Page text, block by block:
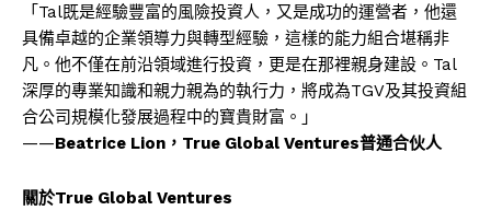
「Tal既是經驗豐富的風險投資人，又是成功的運營者，他還
具備卓越的企業領導力與轉型經驗，這樣的能力組合堪稱非
凡。他不僅在前沿領域進行投資，更是在那裡親身建設。Tal
深厚的專業知識和親力親為的執行力，將成為TGV及其投資組
合公司規模化發展過程中的寶貴財富。」
——Beatrice Lion，True Global Ventures普通合伙人
關於True Global Ventures